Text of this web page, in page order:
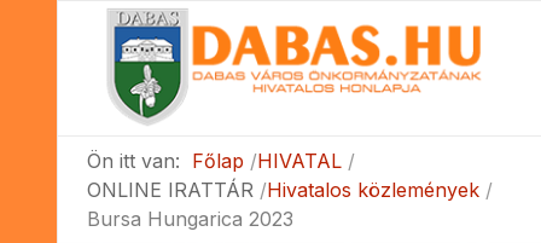
Ön itt van: Főlap
HIVATAL
ONLINE IRATTÁR
Hivatalos közlemények
Bursa Hungarica 2023